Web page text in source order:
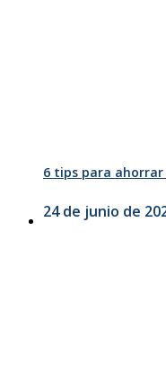
6 tips para
24 de junio de